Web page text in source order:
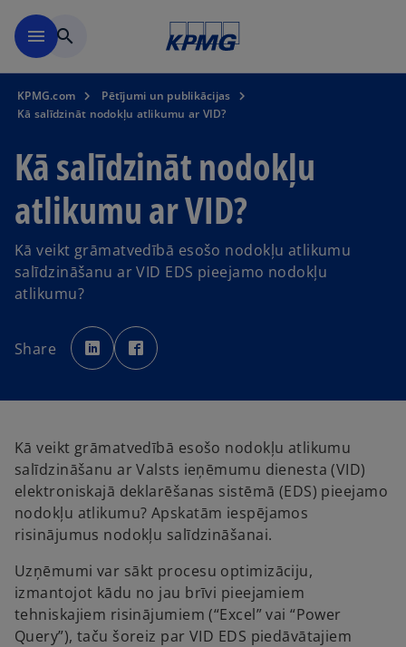
menu search
KPMG.com
Pētījumi un publikācijas
Kā salīdzināt nodokļu atlikumu ar VID?
Kā salīdzināt nodokļu
atlikumu ar VID?
Kā veikt grāmatvedībā esošo nodokļu atlikumu
salīdzināšanu ar VID EDS pieejamo nodokļu
atlikumu?
Share
o
p
e
n
t
b
p
e
w
t
b
Kā veikt grāmatvedībā esošo nodokļu atlikumu
salīdzināšanu ar Valsts ieņēmumu dienesta (VID)
elektroniskajā deklarēšanas sistēmā (EDS) pieejamo
nodokļu atlikumu? Apskatām iespējamos
risinājumus nodokļu salīdzināšanai.
Uzņēmumi var sākt procesu optimizāciju,
izmantojot kādu no jau brīvi pieejamiem
tehniskajiem risinājumiem (“Excel” vai “Power
Query”), taču šoreiz par VID EDS piedāvātajiem